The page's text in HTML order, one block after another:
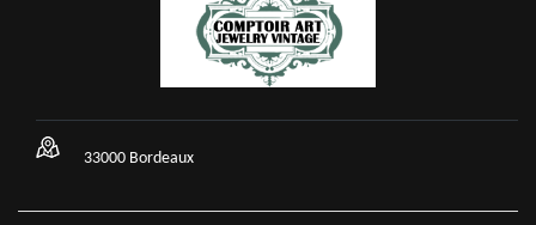
33000 Bordeaux